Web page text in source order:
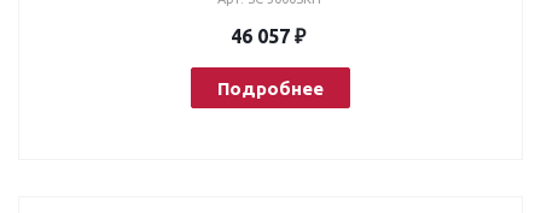
46 057 ₽
Подробнее